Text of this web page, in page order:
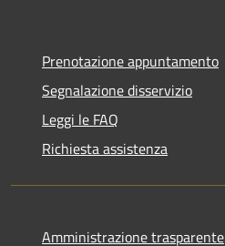
Prenotazione appuntamento
Segnalazione disservizio
Leggi le FAQ
Richiesta assistenza
Amministrazione trasparente